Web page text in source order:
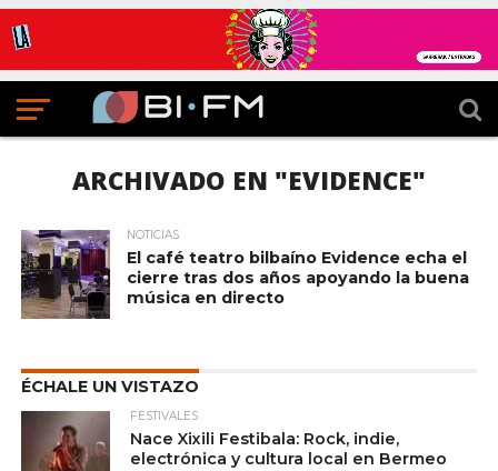
ARCHIVADO EN "EVIDENCE"
NOTICIAS
El café teatro bilbaíno Evidence echa el
cierre tras dos años apoyando la buena
música en directo
ÉCHALE UN VISTAZO
FESTIVALES
Nace Xixili Festibala: Rock, indie,
electrónica y cultura local en Bermeo